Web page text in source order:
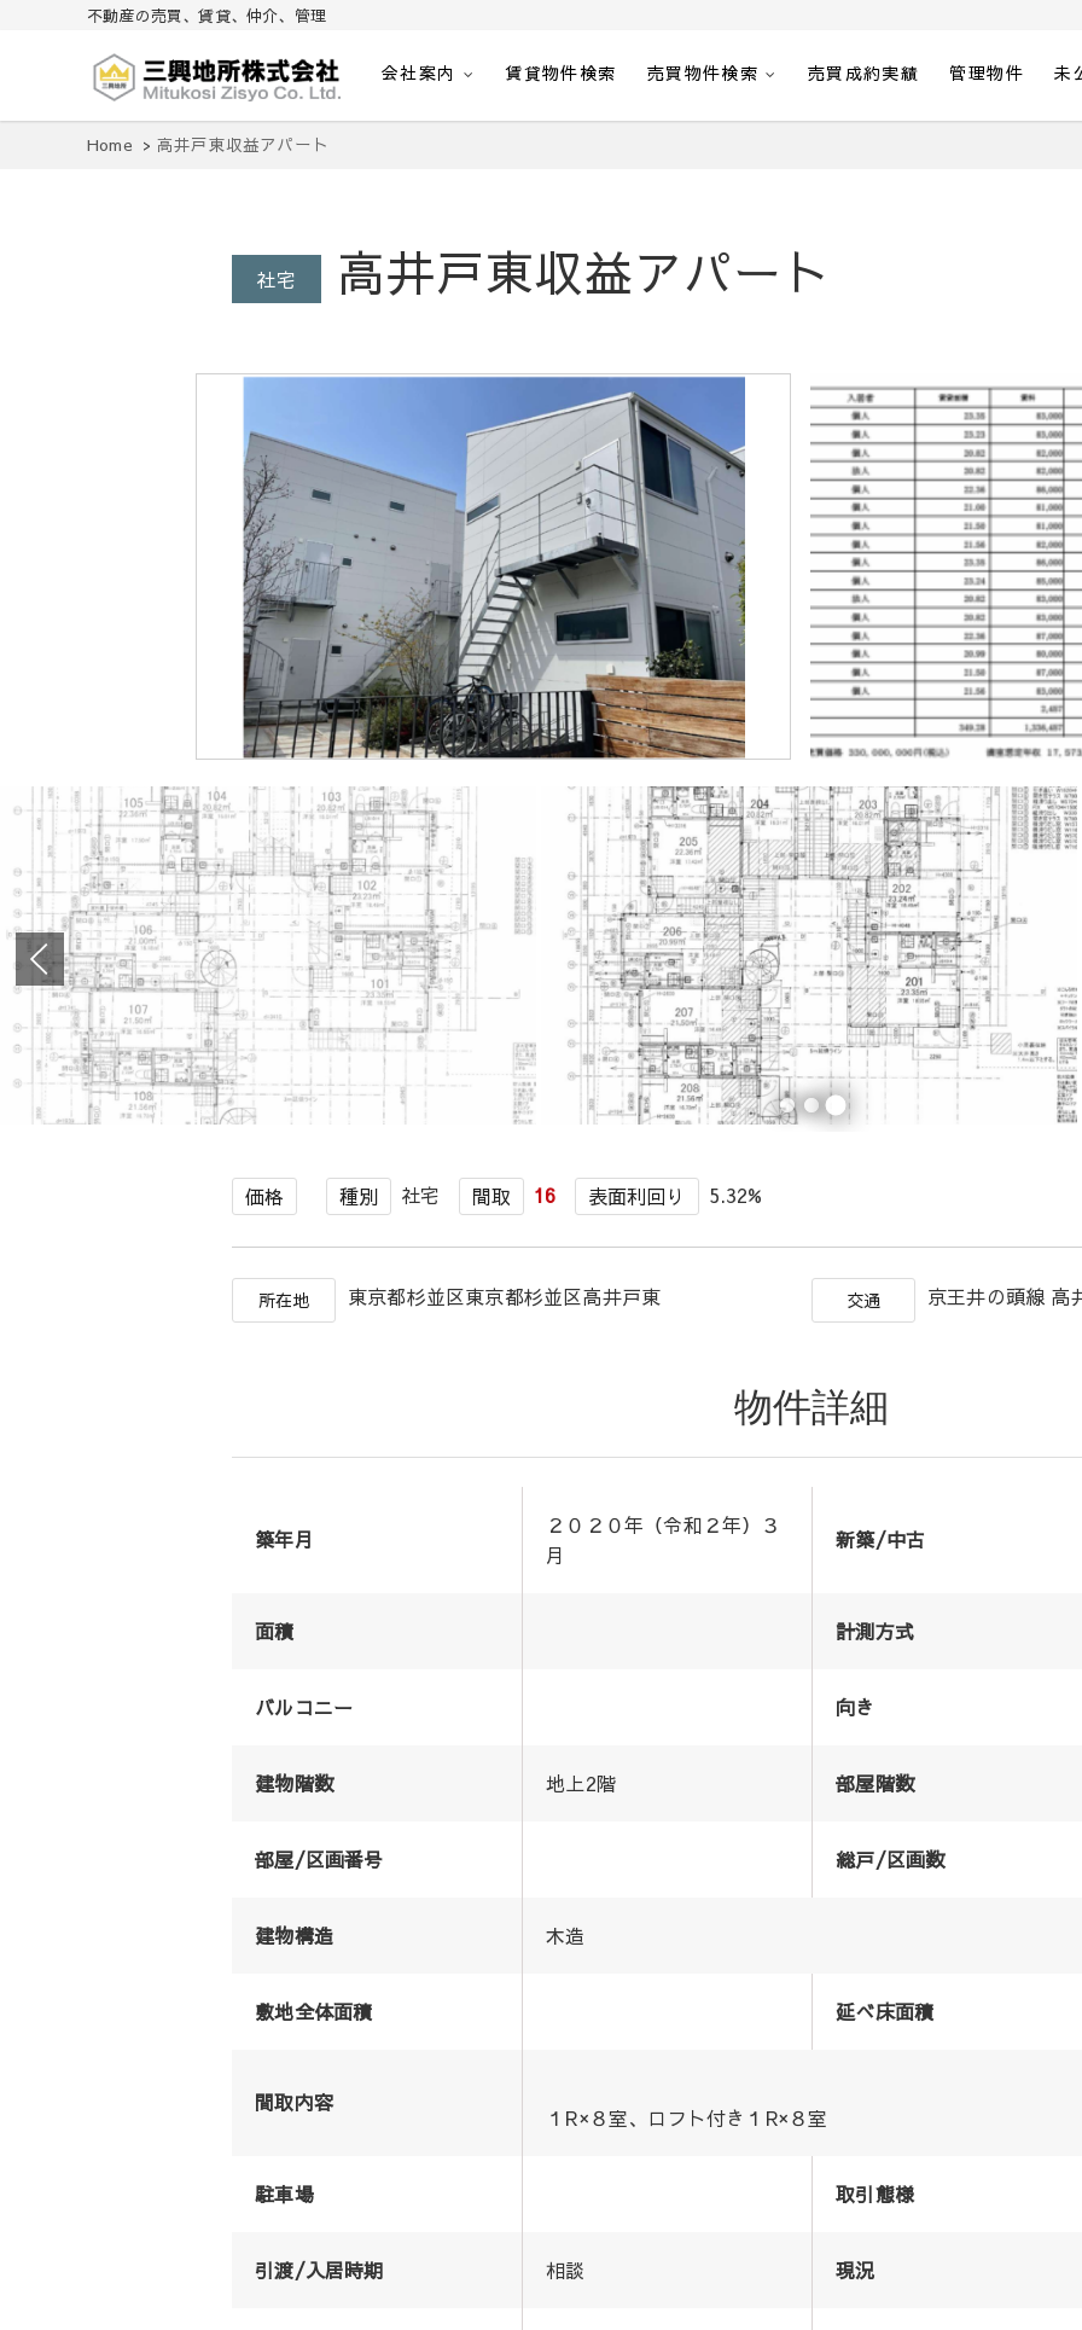
不動産の売買、賃貸、仲介、管理
三興地所株式会社
不動産の売買、賃貸、仲介、管理
会社案内 賃貸物件検索 売買物件検索 売買成約実績 管理物件 未
Home 高井戸東収益アパート
社宅 高井戸東収益アパート
価格 種別 社宅 間取 16 表面利回り 5.32%
所在地 東京都杉並区東京都杉並区高井戸東 交通 京王井の頭線 高
物件詳細
築年月
２０２０年（令和２年）３
月
新築/中古
面積 計測方式
バルコニー 向き
建物階数 地上2階 部屋階数
部屋/区画番号 総戸/区画数
建物構造 木造
敷地全体面積 延べ床面積
間取内容
１R×８室、ロフト付き１R×８室
駐車場 取引態様
引渡/入居時期 相談 現況